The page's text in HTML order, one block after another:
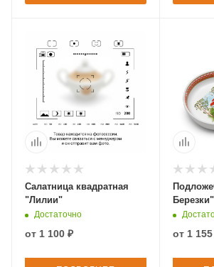
Салатница квадратная
"Лилии"
Достаточно
от 1 100 ₽
Березки"
от 1